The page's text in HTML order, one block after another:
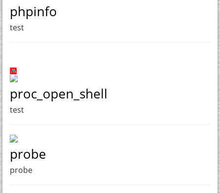
phpinfo
test
proc_open_shell
test
probe
probe